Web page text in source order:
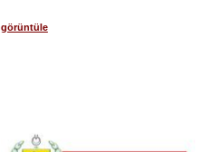
görüntüle